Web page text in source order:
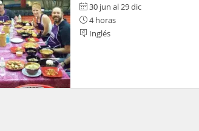
30 jun al 29 dic
4 horas
Inglés